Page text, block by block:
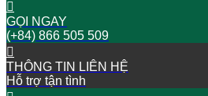
GỌI NGAY
(+84) 866 505 509
THÔNG TIN LIÊN HỆ
Hỗ trợ tận tình